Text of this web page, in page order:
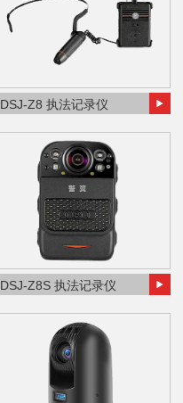
DSJ-Z8 执法记录仪
DSJ-Z8S 执法记录仪